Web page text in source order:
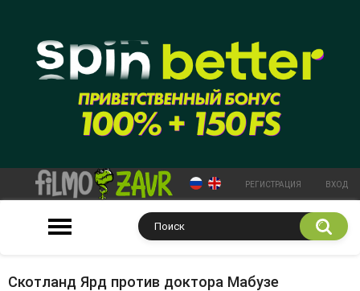
РЕГИСТРАЦИЯ ВХОД
Скотланд Ярд против доктора Мабузе